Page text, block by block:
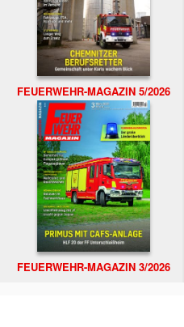
FEUERWEHR-MAGAZIN 5/2026
FEUERWEHR-MAGAZIN 3/2026